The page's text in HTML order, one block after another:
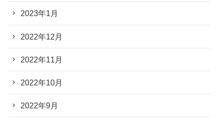
2023年1月
2022年12月
2022年11月
2022年10月
2022年9月